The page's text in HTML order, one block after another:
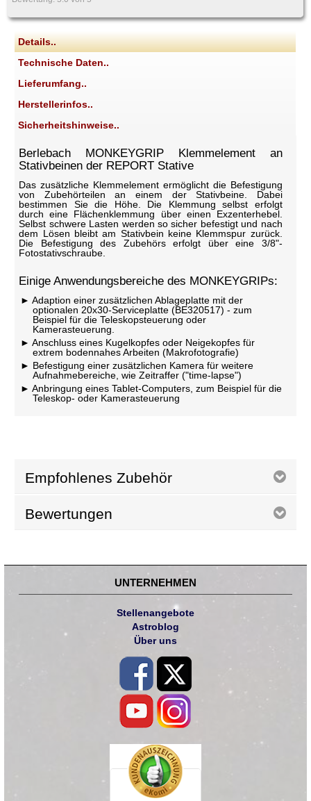
Details..
Technische Daten..
Lieferumfang..
Herstellerinfos..
Sicherheitshinweise..
Berlebach MONKEYGRIP Klemmelement an
Stativbeinen der REPORT Stative
Das zusätzliche Klemmelement ermöglicht die Befestigung
von Zubehörteilen an einem der Stativbeine. Dabei
bestimmen Sie die Höhe. Die Klemmung selbst erfolgt
durch eine Flächenklemmung über einen Exzenterhebel.
Selbst schwere Lasten werden so sicher befestigt und nach
dem Lösen bleibt am Stativbein keine Klemmspur zurück.
Die Befestigung des Zubehörs erfolgt über eine 3/8"-
Fotostativschraube.
Einige Anwendungsbereiche des MONKEYGRIPs:
Adaption einer zusätzlichen Ablageplatte mit der
optionalen 20x30-Serviceplatte (BE320517) - zum
Beispiel für die Teleskopsteuerung oder
Kamerasteuerung.
Anschluss eines Kugelkopfes oder Neigekopfes für
extrem bodennahes Arbeiten (Makrofotografie)
Befestigung einer zusätzlichen Kamera für weitere
Aufnahmebereiche, wie Zeitraffer ("time-lapse")
Anbringung eines Tablet-Computers, zum Beispiel für die
Teleskop- oder Kamerasteuerung
Empfohlenes Zubehör
Bewertungen
UNTERNEHMEN
Stellenangebote
Astroblog
Über uns